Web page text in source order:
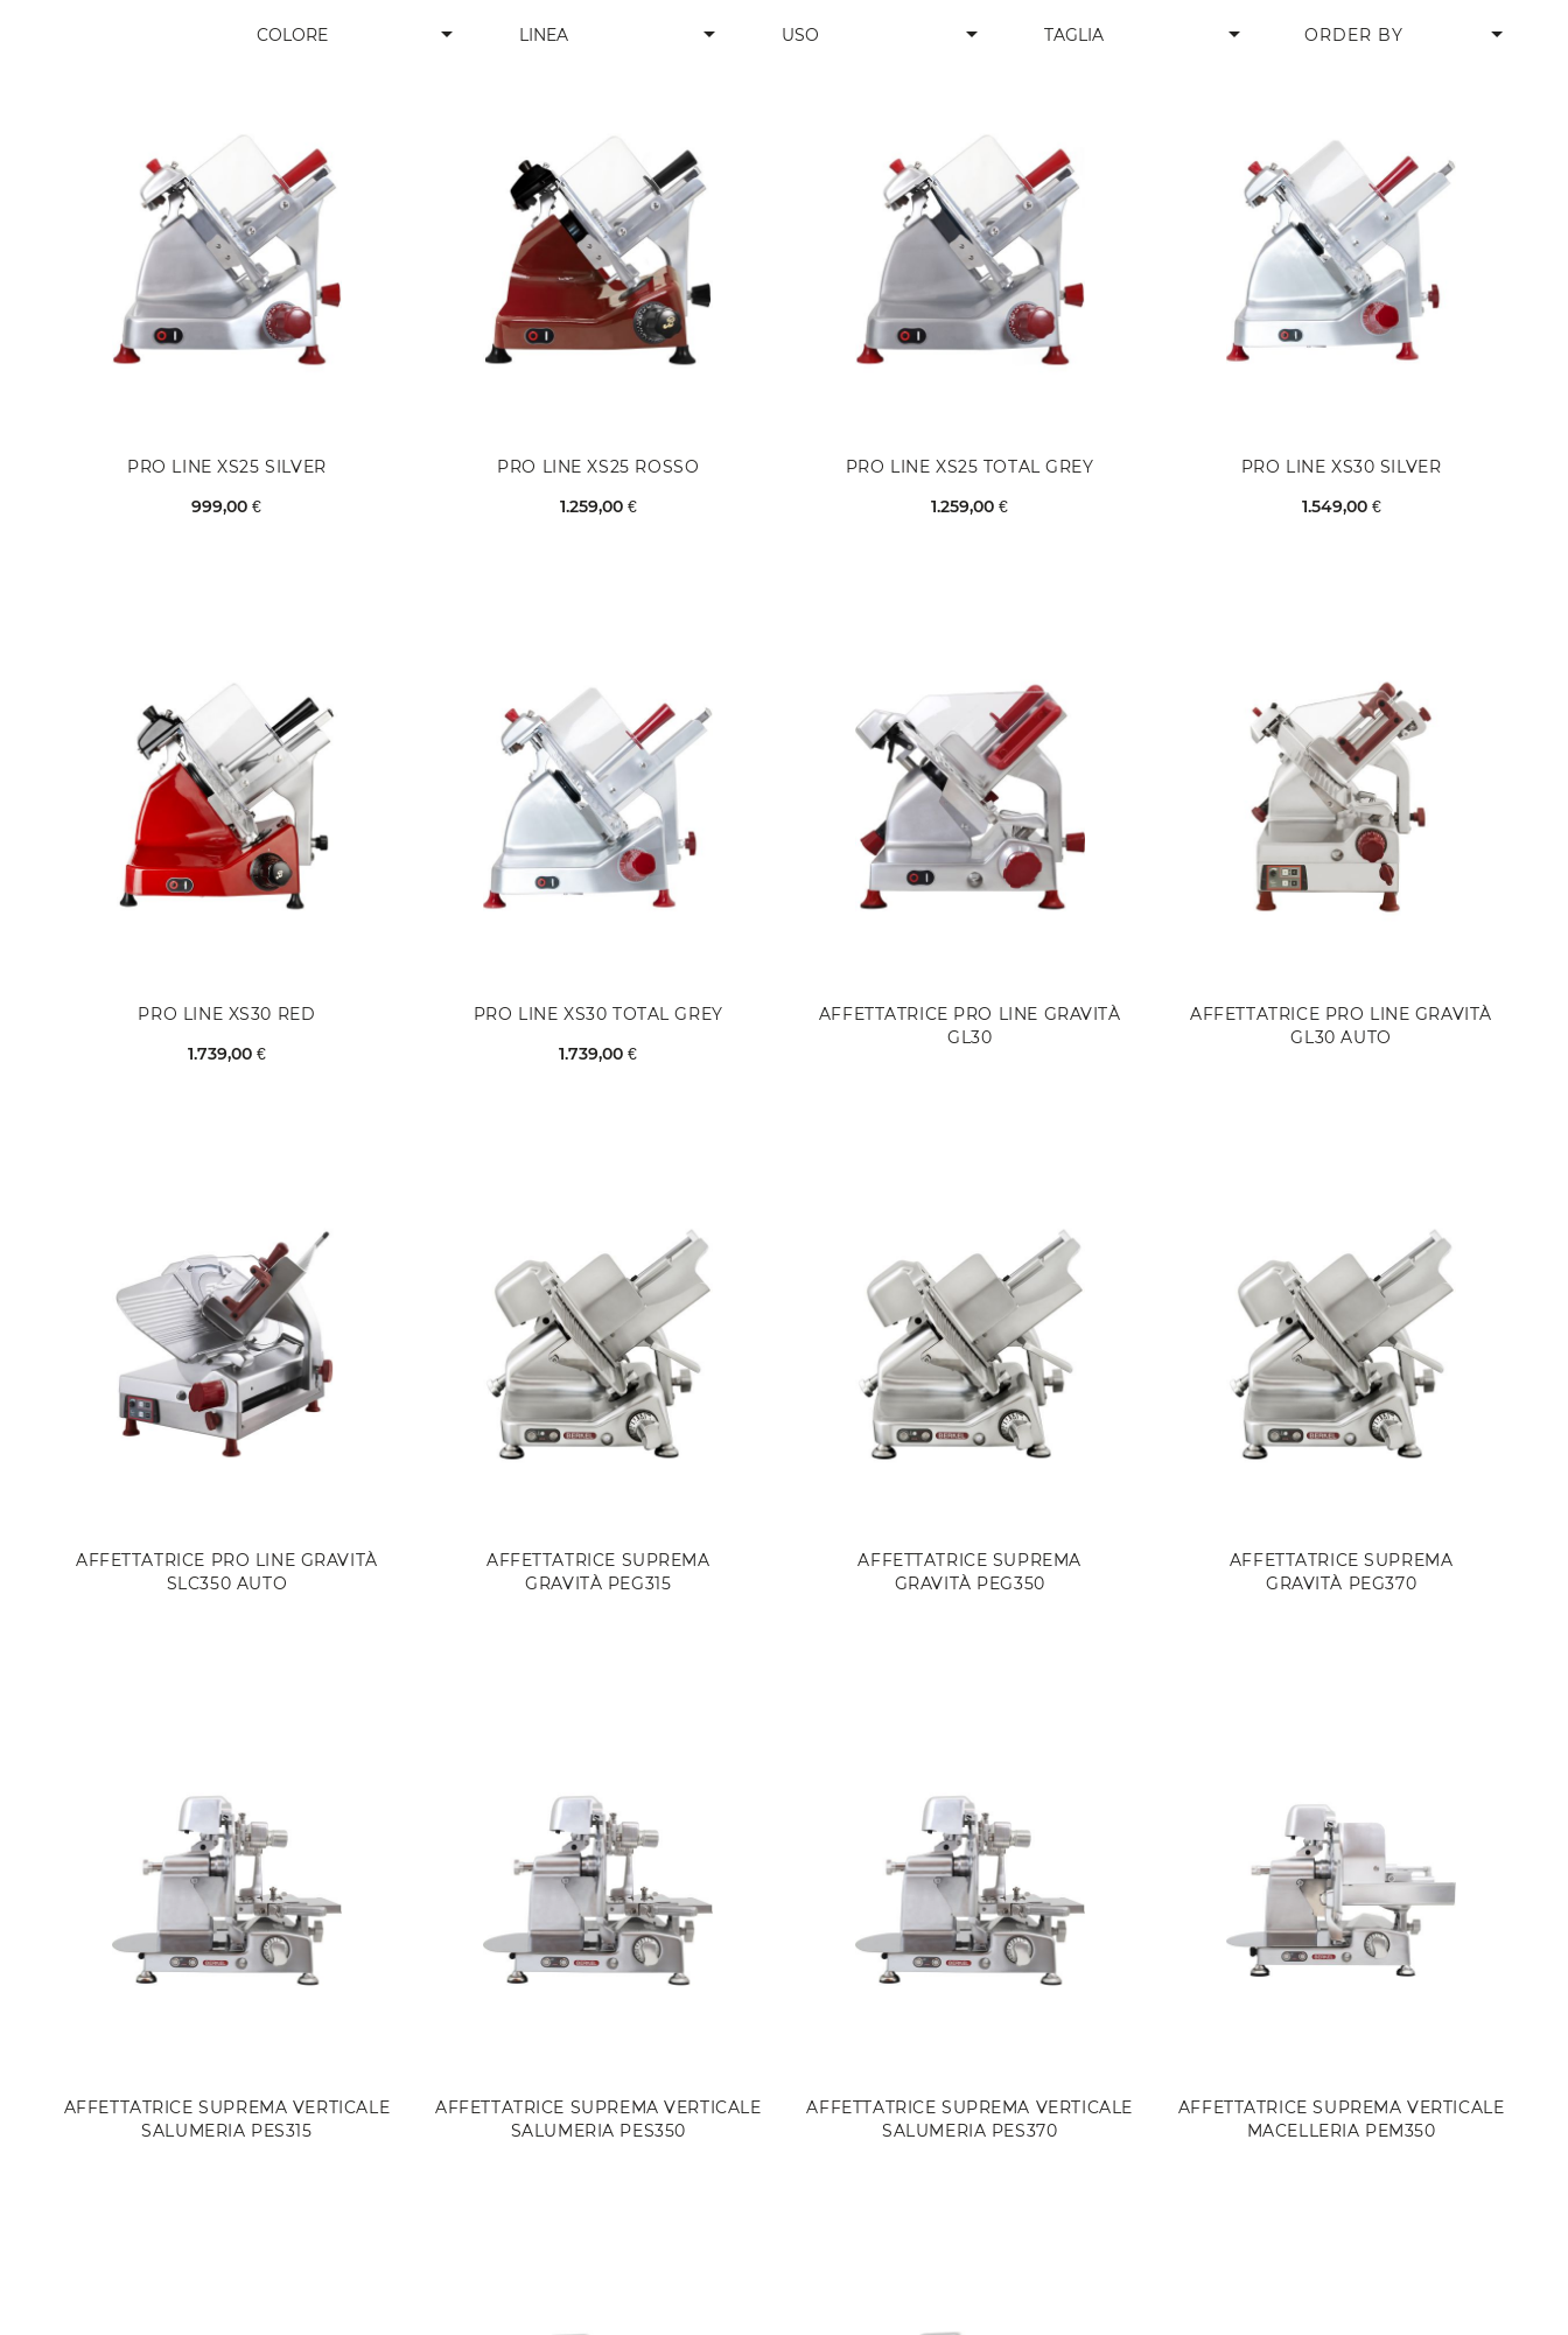
COLORE arrow_drop_down LINEA arrow_drop_down USO arrow_drop_down TAGLIA arrow_drop_down
PRO LINE XS25 SILVER
999,00 €
PRO LINE XS25 ROSSO
1.259,00 €
PRO LINE XS25 TOTAL GREY
1.259,00 €
PRO LINE XS30 SILVER
1.549,00 €
PRO LINE XS30 RED
1.739,00 €
PRO LINE XS30 TOTAL GREY
1.739,00 €
AFFETTATRICE PRO LINE GRAVITÀ
GL30
AFFETTATRICE PRO LINE GRAVITÀ
GL30 AUTO
AFFETTATRICE PRO LINE GRAVITÀ
SLC350 AUTO
AFFETTATRICE SUPREMA
GRAVITÀ PEG315
AFFETTATRICE SUPREMA
GRAVITÀ PEG350
AFFETTATRICE SUPREMA
GRAVITÀ PEG370
AFFETTATRICE SUPREMA VERTICALE
SALUMERIA PES315
AFFETTATRICE SUPREMA VERTICALE
SALUMERIA PES350
AFFETTATRICE SUPREMA VERTICALE
SALUMERIA PES370
AFFETTATRICE SUPREMA VERTICALE
MACELLERIA PEM350